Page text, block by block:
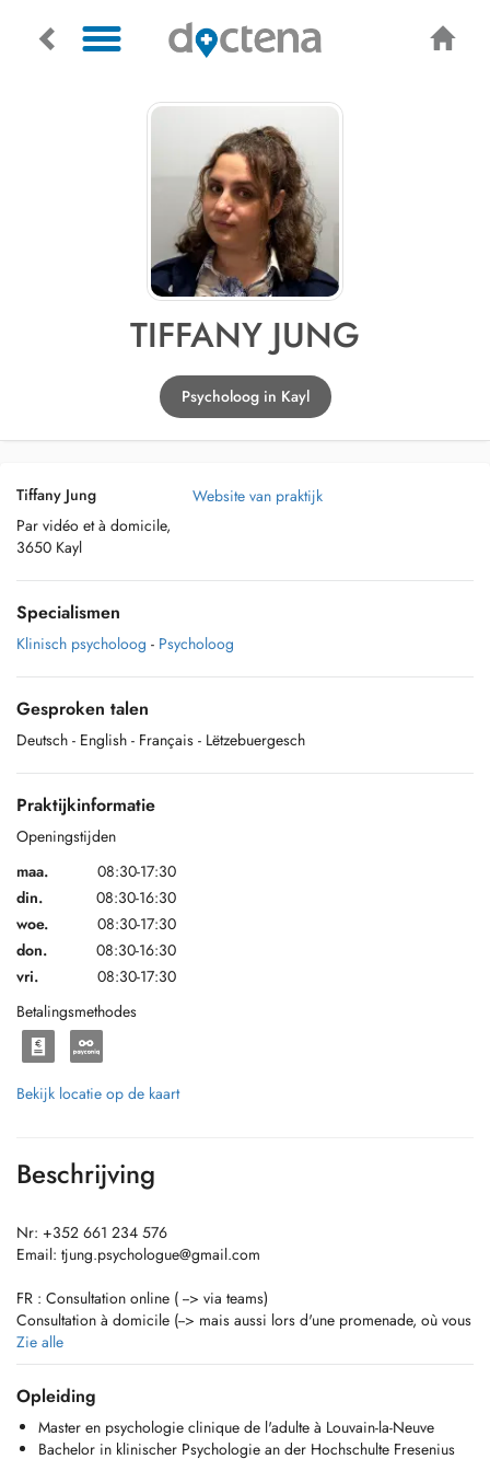
TIFFANY JUNG
Psycholoog in Kayl
Tiffany Jung
Par vidéo et à domicile,
3650 Kayl
Website van praktijk
Specialismen
Klinisch psycholoog - Psycholoog
Gesproken talen
Deutsch - English - Français - Lëtzebuergesch
Praktijkinformatie
Openingstijden
maa.
08:30-17:30
din.
08:30-16:30
woe.
08:30-17:30
don.
08:30-16:30
vri.
08:30-17:30
Betalingsmethodes
Bekijk locatie op de kaart
Beschrijving
Nr: +352 661 234 576
Email: tjung.psychologue@gmail.com
FR : Consultation online ( --> via teams)
Consultation à domicile (--> mais aussi lors d'une promenade, où vous
souhaitez etc.)
Lux : Online Konsultatiounen ( --> via Teams )
Konsultatiounen à domicile (--> awer och wärend engem
Spadséiergang, wou och ëmmer Dir wëllt, asw.))
DE : Online-Beratung ( --> via teams )
Hausbesuche (--> aber auch bei einem Spaziergang, wo immer Sie
Zie alle
Opleiding
Master en psychologie clinique de l'adulte à Louvain-la-Neuve
Bachelor in klinischer Psychologie an der Hochschulte Fresenius